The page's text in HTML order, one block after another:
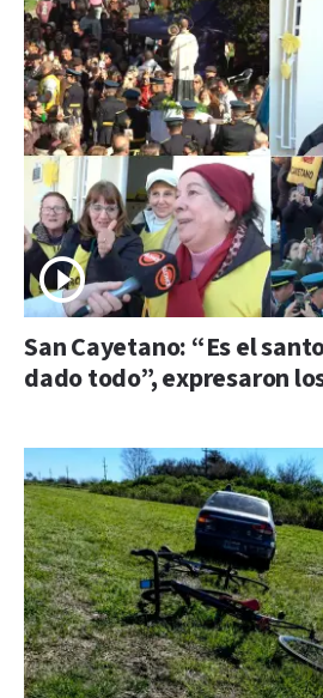
San Cayetano: “Es el
dado todo”, expresaron